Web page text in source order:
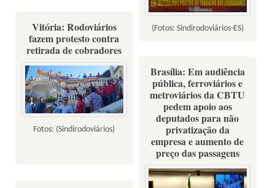
(Fotos: Sindirodoviários-ES)
Vitória: Rodoviários
fazem protesto contra
retirada de cobradores
Fotos: (Sindirodoviários)
Brasília: Em audiência
pública, ferroviários e
metroviários da CBTU
pedem apoio aos
deputados para não
privatização da
empresa e aumento de
preço das passagens